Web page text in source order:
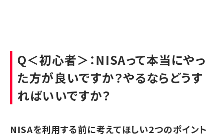
Q＜初心者＞：NISAって本当にやっ
た方が良いですか？やるならどうす
ればいいですか？
NISAを利用する前に考えてほしい2つのポイント